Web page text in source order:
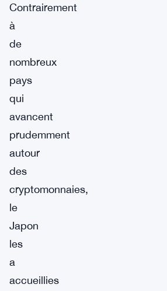
Contrairement
à
de
nombreux
pays
qui
avancent
prudemment
autour
des
cryptomonnaies,
le
Japon
les
a
accueillies